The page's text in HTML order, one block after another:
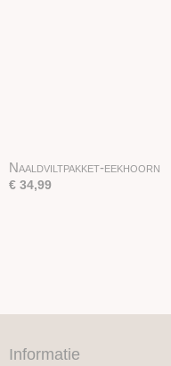
Naaldviltpakket-eekhoorn
€ 34,99
Informatie